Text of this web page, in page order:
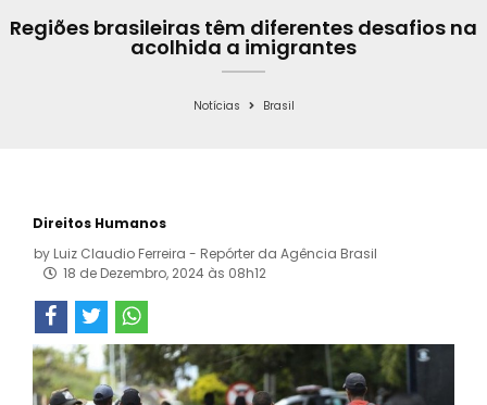
o
e g
r
a
e
b
Regiões brasileiras têm diferentes desafios na
acolhida a imigrantes
Notícias Brasil
Direitos Humanos
by Luiz Claudio Ferreira - Repórter da Agência Brasil
18 de Dezembro, 2024 às 08h12